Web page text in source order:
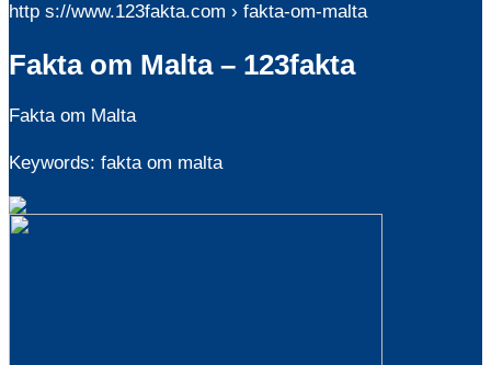
http s://www.123fakta.com › fakta-om-malta
Fakta om Malta – 123fakta
Fakta om Malta
Keywords: fakta om malta